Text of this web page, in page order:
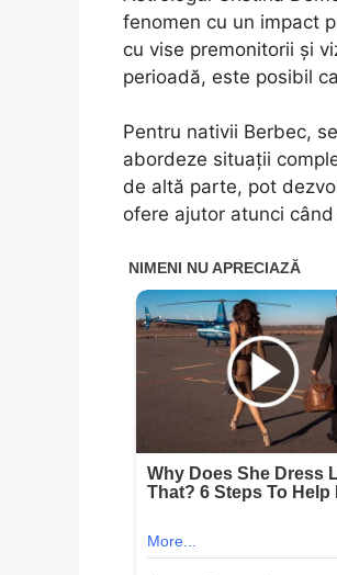
fenomen cu un impact
cu vise premonitorii și
perioadă, este posibil
Pentru nativii Berbec,
abordeze situații
de altă parte, pot
ofere ajutor atunci